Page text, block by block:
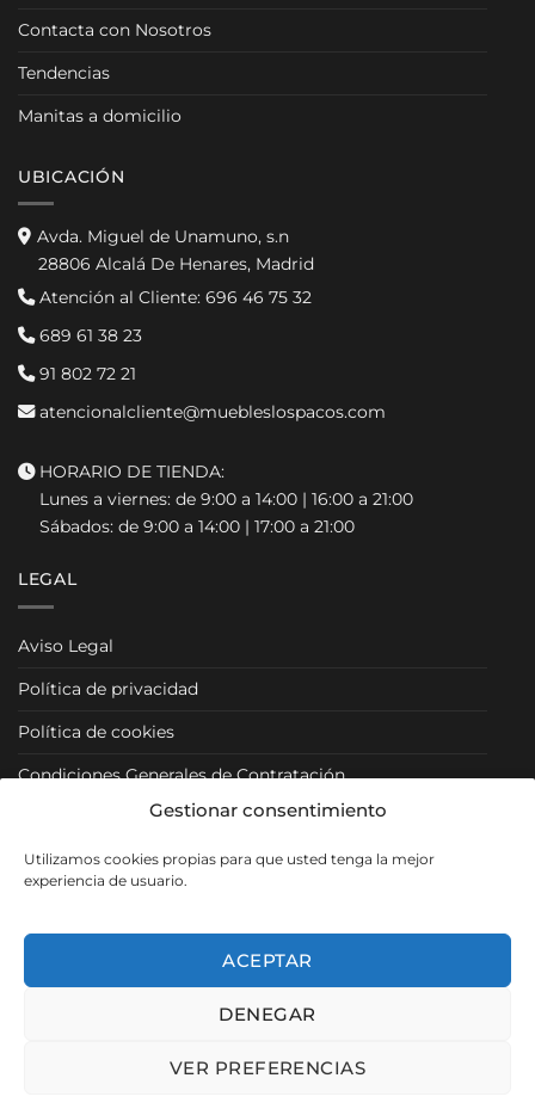
Gestionar consentimiento
Utilizamos cookies propias para que usted tenga la mejor
experiencia de usuario.
ACEPTAR
DENEGAR
VER PREFERENCIAS
Contacta con Nosotros
Tendencias
Manitas a domicilio
UBICACIÓN
Avda. Miguel de Unamuno, s.n
28806 Alcalá De Henares, Madrid
Atención al Cliente: 696 46 75 32
689 61 38 23
91 802 72 21
atencionalcliente@muebleslospacos.com
HORARIO DE TIENDA:
Lunes a viernes: de 9:00 a 14:00 | 16:00 a 21:00
Sábados: de 9:00 a 14:00 | 17:00 a 21:00
LEGAL
Aviso Legal
Política de privacidad
Política de cookies
Condiciones Generales de Contratación
Condiciones Particulares
Política de Venta y Cancelación/Devolución
Visa PayPal MasterCard